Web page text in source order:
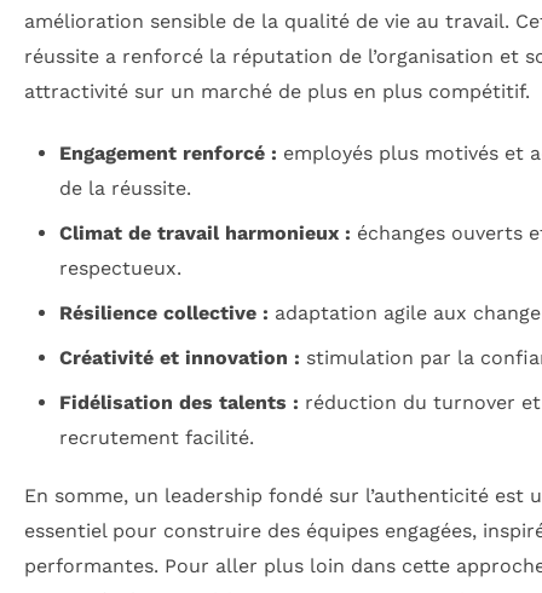
amélioration sensible de la qualité de vie au travail.
réussite a renforcé la réputation de l’organisation et
attractivité sur un marché de plus en plus compétitif.
Engagement renforcé : employés plus motivés et
de la réussite.
Climat de travail harmonieux : échanges ouverts
respectueux.
Résilience collective : adaptation agile aux
Créativité et innovation : stimulation par la
Fidélisation des talents : réduction du turnover et
recrutement facilité.
En somme, un leadership fondé sur l’authenticité est
essentiel pour construire des équipes engagées,
performantes. Pour aller plus loin dans cette